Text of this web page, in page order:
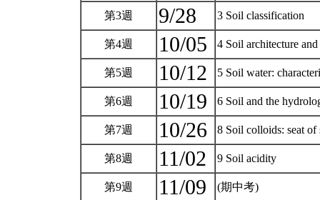
第3週 9/28 3 Soil classification
第4週 10/05 4 Soil architecture
第5週 10/12 5 Soil water:
第6週 10/19 6 Soil and the
第7週 10/26 8 Soil colloids: seat
第8週 11/02 9 Soil acidity
第9週 11/09 (期中考)